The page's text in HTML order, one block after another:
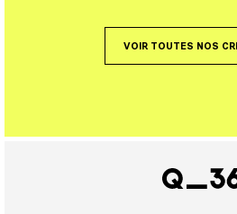
VOIR TOUTES NOS